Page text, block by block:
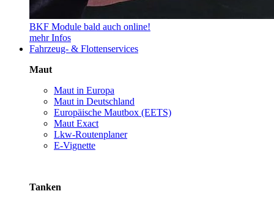
BKF Module bald auch online!
mehr Infos
Fahrzeug- & Flottenservices
Maut
Maut in Europa
Maut in Deutschland
Europäische Mautbox (EETS)
Maut Exact
Lkw-Routenplaner
E-Vignette
Tanken